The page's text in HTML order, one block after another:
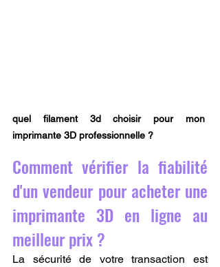
quel filament 3d choisir pour mon
imprimante 3D professionnelle ?
Comment vérifier la fiabilité
d'un vendeur pour acheter une
imprimante 3D en ligne au
meilleur prix ?
La sécurité de votre transaction est